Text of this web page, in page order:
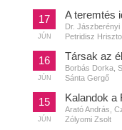
17
JÚN
A teremtés
Dr.
Petridisz
16
JÚN
Társak az
Borbás Dorka,
Sánta Gergő
15
JÚN
Kalandok a
Arató András,
Zólyomi Zsolt